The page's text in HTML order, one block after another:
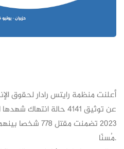
أعلنت منظمة رايتس رادار لحقوق
عن توثيق 4141 حالة
مُسنّا.